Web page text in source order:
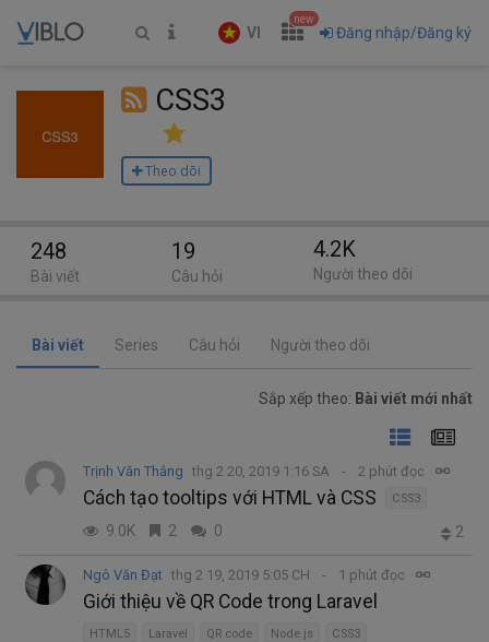
VI
new
Đăng nhập/Đăng ký
CSS3
Theo dõi
Bài viết Series Câu hỏi Người theo dõi
Sắp xếp theo: Bài viết mới nhất
Trịnh Văn Thắng thg 2 20, 2019 1:16 SA 2 phút đọc
Cách tạo tooltips với HTML và CSS CSS3
9.0K 2 0 2
Ngô Văn Đạt thg 2 19, 2019 5:05 CH 1 phút đọc
Giới thiệu về QR Code trong Laravel
HTML5 Laravel QR code Node.js CSS3
248
Bài viết
19
Câu hỏi
4.2K
Người theo dõi